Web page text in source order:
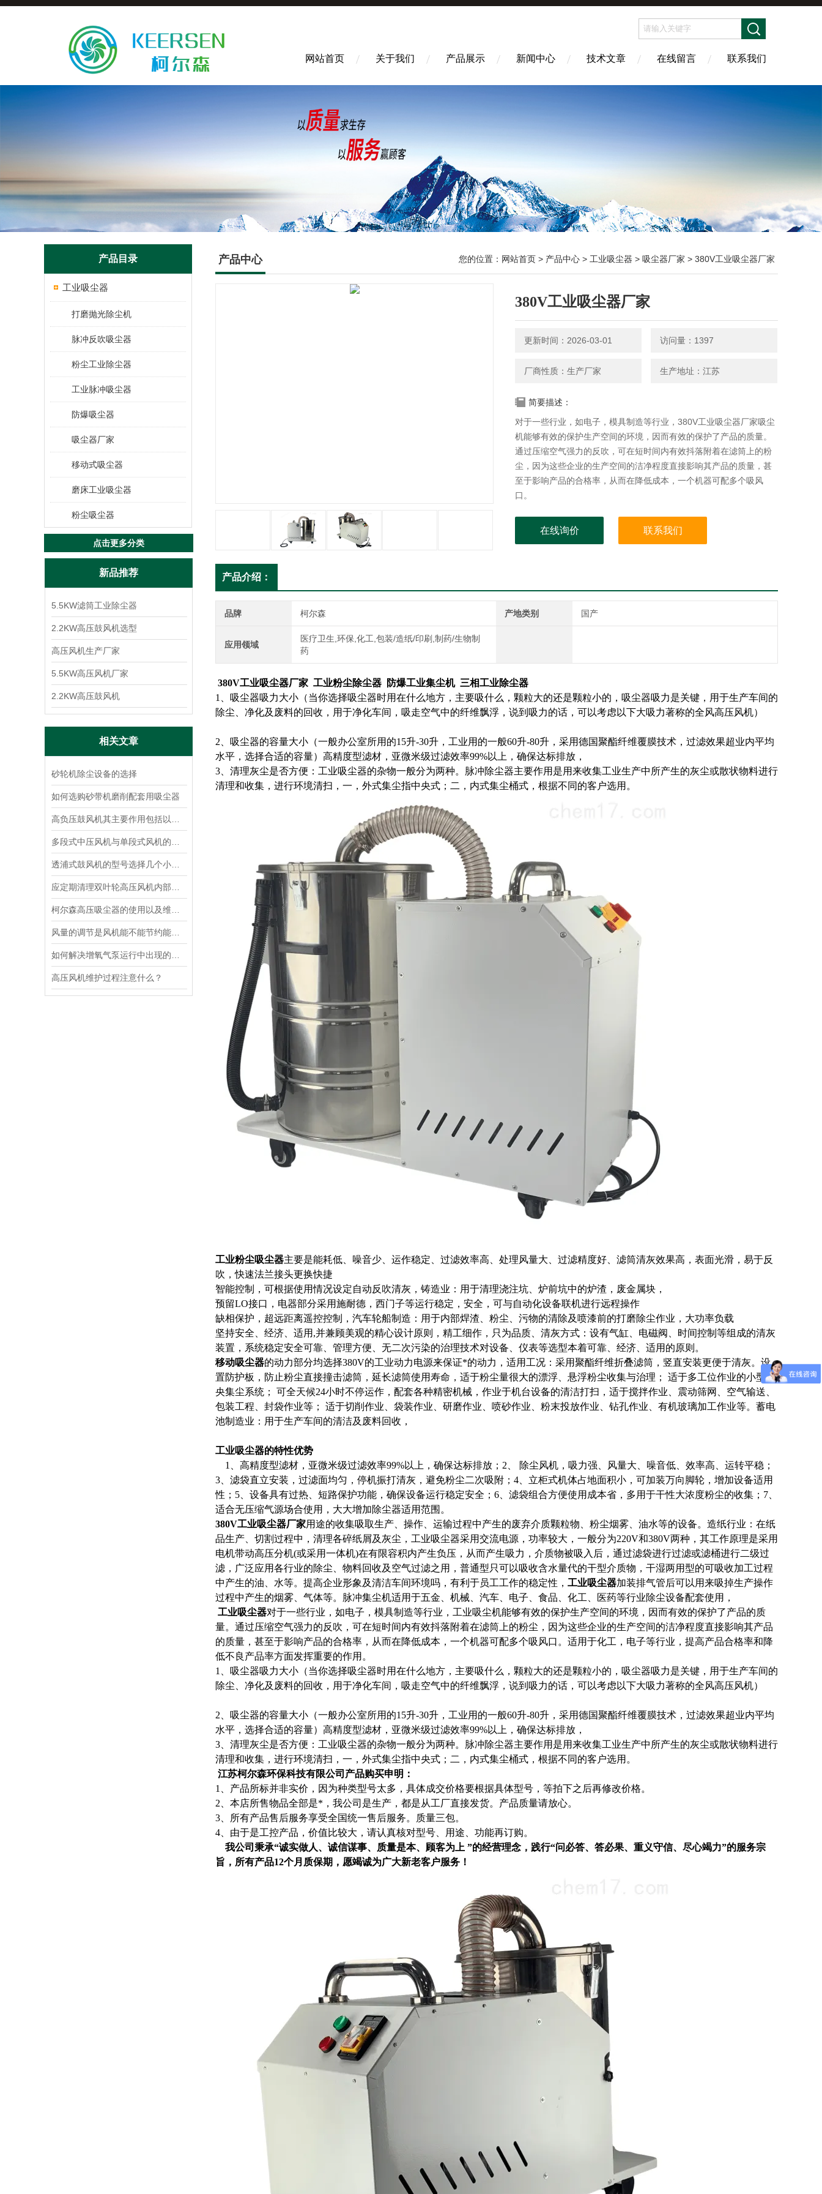
网站首页 关于我们 产品展示 新闻中心 技术文章 在线留言 联系我们
产品目录
工业吸尘器
打磨抛光除尘机
脉冲反吹吸尘器
粉尘工业除尘器
工业脉冲吸尘器
防爆吸尘器
吸尘器厂家
移动式吸尘器
磨床工业吸尘器
粉尘吸尘器
点击更多分类
新品推荐
5.5KW滤筒工业除尘器
2.2KW高压鼓风机选型
高压风机生产厂家
5.5KW高压风机厂家
2.2KW高压鼓风机
相关文章
砂轮机除尘设备的选择
如何选购砂带机磨削配套用吸尘器
高压风机维护过程注意什么？
产品中心 您的位置： 网站首页 > 产品中心 > 工业吸尘器 > 吸尘器厂家 > 380V工业吸尘器厂家
380V工业吸尘器厂家
更新时间：2026-03-01 访问量：1397
厂商性质：生产厂家 生产地址：江苏
简要描述：
对于一些行业，如电子，模具制造等行业，380V工业吸尘器厂家吸尘
机能够有效的保护生产空间的环境，因而有效的保护了产品的质量。
通过压缩空气强力的反吹，可在短时间内有效抖落附着在滤筒上的粉
尘，因为这些企业的生产空间的洁净程度直接影响其产品的质量，甚
至于影响产品的合格率，从而在降低成本，一个机器可配多个吸风
口。
在线询价 联系我们
产品介绍：
品牌 柯尔森 产地类别 国产
应用领域
医疗卫生,环保,化工,包装/造纸/印刷,制药/生物制
药
380V工业吸尘器厂家 工业粉尘除尘器 防爆工业集尘机 三相工业除尘器
1、吸尘器吸力大小（当你选择吸尘器时用在什么地方，主要吸什么，颗粒大的还是颗粒小的，吸尘器吸力是关键，用于生产车间的
除尘、净化及废料的回收，用于净化车间，吸走空气中的纤维飘浮，说到吸力的话，可以考虑以下大吸力著称的全风高压风机）
2、吸尘器的容量大小（一般办公室所用的15升-30升，工业用的一般60升-80升，采用德国聚酯纤维覆膜技术，过滤效果超业内平均
水平，选择合适的容量）高精度型滤材，亚微米级过滤效率99%以上，确保达标排放，
3、清理灰尘是否方便：工业吸尘器的杂物一般分为两种。脉冲除尘器主要作用是用来收集工业生产中所产生的灰尘或散状物料进行
清理和收集，进行环境清扫，一，外式集尘指中央式；二，内式集尘桶式，根据不同的客户选用。
工业粉尘吸尘器主要是能耗低、噪音少、运作稳定、过滤效率高、处理风量大、过滤精度好、滤筒清灰效果高，表面光滑，易于反
吹，快速法兰接头更换快捷
智能控制，可根据使用情况设定自动反吹清灰，铸造业：用于清理浇注坑、炉前坑中的炉渣，废金属块，
预留LO接口，电器部分采用施耐德，西门子等运行稳定，安全，可与自动化设备联机进行远程操作
缺相保护，超远距离遥控控制，汽车轮船制造：用于内部焊渣、粉尘、污物的清除及喷漆前的打磨除尘作业，大功率负载
坚持安全、经济、适用,并兼顾美观的精心设计原则，精工细作，只为品质、清灰方式：设有气缸、电磁阀、时间控制等组成的清灰
装置，系统稳定安全可靠、管理方便、无二次污染的治理技术对设备、仪表等选型本着可靠、经济、适用的原则。
移动吸尘器的动力部分均选择380V的工业动力电源来保证*的动力，适用工况：采用聚酯纤维折叠滤筒，竖直安装更便于清灰。设
置防护板，防止粉尘直接撞击滤筒，延长滤筒使用寿命，适于粉尘量很大的漂浮、悬浮粉尘收集与治理； 适于多工位作业的小型中
央集尘系统； 可全天候24小时不停运作，配套各种精密机械，作业于机台设备的清洁打扫，适于搅拌作业、震动筛网、空气输送、
包装工程、封袋作业等； 适于切削作业、袋装作业、研磨作业、喷砂作业、粉末投放作业、钻孔作业、有机玻璃加工作业等。蓄电
池制造业：用于生产车间的清洁及废料回收，
工业吸尘器的特性优势
1、高精度型滤材，亚微米级过滤效率99%以上，确保达标排放；2、 除尘风机，吸力强、风量大、噪音低、效率高、运转平稳；
3、滤袋直立安装，过滤面均匀，停机振打清灰，避免粉尘二次吸附；4、立柜式机体占地面积小，可加装万向脚轮，增加设备适用
性；5、设备具有过热、短路保护功能，确保设备运行稳定安全；6、滤袋组合方便使用成本省，多用于干性大浓度粉尘的收集；7、
适合无压缩气源场合使用，大大增加除尘器适用范围。
380V工业吸尘器厂家用途的收集吸取生产、操作、运输过程中产生的废弃介质颗粒物、粉尘烟雾、油水等的设备。造纸行业：在纸
品生产、切割过程中，清理各碎纸屑及灰尘，工业吸尘器采用交流电源，功率较大，一般分为220V和380V两种，其工作原理是采用
电机带动高压分机(或采用一体机)在有限容积内产生负压，从而产生吸力，介质物被吸入后，通过滤袋进行过滤或滤桶进行二级过
滤，广泛应用各行业的除尘、物料回收及空气过滤之用，普通型只可以吸收含水量代的干型介质物，干湿两用型的可吸收加工过程
中产生的油、水等。提高企业形象及清洁车间环境吗，有利于员工工作的稳定性， 工业吸尘器加装排气管后可以用来吸掉生产操作
过程中产生的烟雾、气体等。脉冲集尘机适用于五金、机械、汽车、电子、食品、化工、医药等行业除尘设备配套使用，
工业吸尘器对于一些行业，如电子，模具制造等行业，工业吸尘机能够有效的保护生产空间的环境，因而有效的保护了产品的质
量。通过压缩空气强力的反吹，可在短时间内有效抖落附着在滤筒上的粉尘，因为这些企业的生产空间的洁净程度直接影响其产品
的质量，甚至于影响产品的合格率，从而在降低成本，一个机器可配多个吸风口。适用于化工，电子等行业，提高产品合格率和降
低不良产品率方面发挥重要的作用。
1、吸尘器吸力大小（当你选择吸尘器时用在什么地方，主要吸什么，颗粒大的还是颗粒小的，吸尘器吸力是关键，用于生产车间的
除尘、净化及废料的回收，用于净化车间，吸走空气中的纤维飘浮，说到吸力的话，可以考虑以下大吸力著称的全风高压风机）
2、吸尘器的容量大小（一般办公室所用的15升-30升，工业用的一般60升-80升，采用德国聚酯纤维覆膜技术，过滤效果超业内平均
水平，选择合适的容量）高精度型滤材，亚微米级过滤效率99%以上，确保达标排放，
3、清理灰尘是否方便：工业吸尘器的杂物一般分为两种。脉冲除尘器主要作用是用来收集工业生产中所产生的灰尘或散状物料进行
清理和收集，进行环境清扫，一，外式集尘指中央式；二，内式集尘桶式，根据不同的客户选用。
江苏柯尔森环保科技有限公司产品购买申明：
1、产品所标并非实价，因为种类型号太多，具体成交价格要根据具体型号，等拍下之后再修改价格。
2、本店所售物品全部是*，我公司是生产，都是从工厂直接发货。产品质量请放心。
3、所有产品售后服务享受全国统一售后服务。质量三包。
4、由于是工控产品，价值比较大，请认真核对型号、用途、功能再订购。
我公司秉承“诚实做人、诚信谋事、质量是本、顾客为上 ”的经营理念，践行“问必答、答必果、重义守信、尽心竭力”的服务宗
旨，所有产品12个月质保期，愿竭诚为广大新老客户服务！